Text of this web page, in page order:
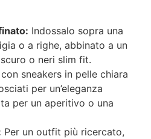
Indossalo sopra una
o a righe, abbinato a un
o neri slim fit.
sneakers in pelle chiara
per un’eleganza
per un aperitivo o una
Per un outfit più ricercato,